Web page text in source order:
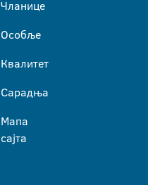
Чланице
Особље
Квалитет
Сарадња
Мапа
сајта